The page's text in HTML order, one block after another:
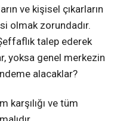
ve kişisel çıkarların
olmak zorundadır.
talep ederek
yoksa genel merkezin
alacaklar?
karşılığı ve tüm